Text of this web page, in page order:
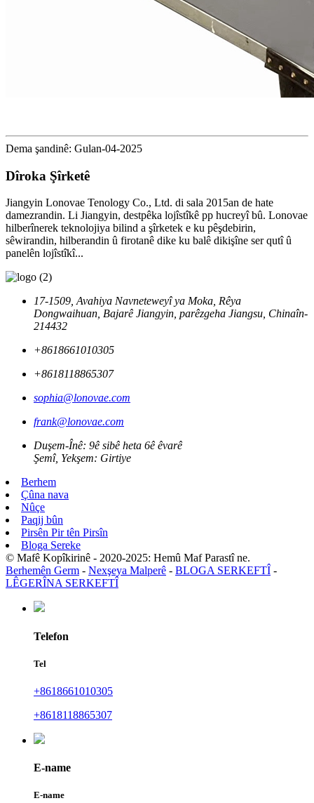
Dema şandinê: Gulan-04-2025
Dîroka Şîrketê
Jiangyin Lonovae Tenology Co., Ltd. di sala 2015an de hate
damezrandin. Li Jiangyin, destpêka lojîstîkê pp hucreyî bû. Lonovae
hilberînerek teknolojiya bilind a şîrketek e ku pêşdebirin,
sêwirandin, hilberandin û firotanê dike ku balê dikişîne ser qutî û
panelên lojîstîkî...
17-1509, Avahiya Navneteweyî ya Moka, Rêya
Dongwaihuan, Bajarê Jiangyin, parêzgeha Jiangsu, Chinaîn-
214432
+8618661010305
+8618118865307
sophia@lonovae.com
frank@lonovae.com
Duşem-Înê: 9ê sibê heta 6ê êvarê
Şemî, Yekşem: Girtiye
Berhem
Çûna nava
Nûçe
Paqij bûn
Pirsên Pir tên Pirsîn
Bloga Sereke
© Mafê Kopîkirinê - 2020-2025: Hemû Maf Parastî ne.
Berhemên Germ - Nexşeya Malperê - BLOGA SERKEFTÎ -
LÊGERÎNA SERKEFTÎ
Telefon
Tel
+8618661010305
+8618118865307
E-name
E-name